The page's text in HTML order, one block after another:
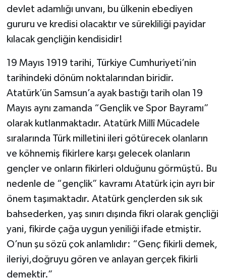
devlet adamlığı unvanı, bu ülkenin ebediyen
gururu ve kredisi olacaktır ve sürekliliği payidar
kılacak gençliğin kendisidir!
19 Mayıs 1919 tarihi, Türkiye Cumhuriyeti’nin
tarihindeki dönüm noktalarından biridir.
Atatürk’ün Samsun’a ayak bastığı tarih olan 19
Mayıs aynı zamanda “Gençlik ve Spor Bayramı”
olarak kutlanmaktadır. Atatürk Millî Mücadele
sıralarında Türk milletini ileri götürecek olanların
ve köhnemiş fikirlere karşı gelecek olanların
gençler ve onların fikirleri olduğunu görmüştü. Bu
nedenle de “gençlik” kavramı Atatürk için ayrı bir
önem taşımaktadır. Atatürk gençlerden sık sık
bahsederken, yaş sınırı dışında fikri olarak gençliği
yani, fikirde çağa uygun yeniliği ifade etmiştir.
O’nun şu sözü çok anlamlıdır: “Genç fikirli demek,
ileriyi,doğruyu gören ve anlayan gerçek fikirli
demektir.”